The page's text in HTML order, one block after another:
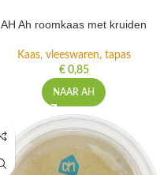
AH Ah roomkaas met kruiden
Kaas, vleeswaren, tapas
€0,85
NAAR AH